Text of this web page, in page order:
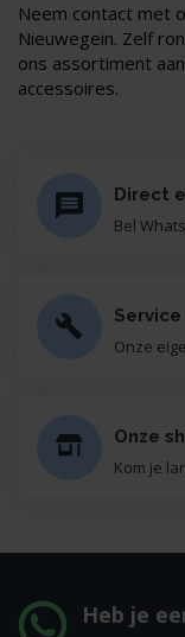
Neem contact met
Nieuwegein. Zelf
ons assortiment aan
accessoires.
Direct
Bel
Onze
Onze
Kom je
Heb je